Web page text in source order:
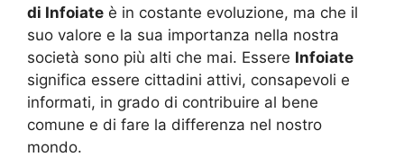
di Infoiate è in costante evoluzione, ma che il
suo valore e la sua importanza nella nostra
società sono più alti che mai. Essere Infoiate
significa essere cittadini attivi, consapevoli e
informati, in grado di contribuire al bene
comune e di fare la differenza nel nostro
mondo.